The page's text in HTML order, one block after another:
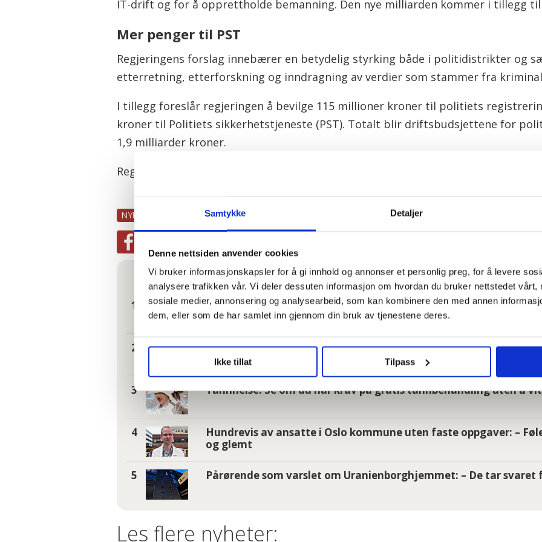
Samtykke Detaljer
Denne nettsiden anvender cookies
Vi bruker informasjonskapsler for å gi innhold og annonser et personlig preg, for å levere
analysere trafikken vår. Vi deler dessuten informasjon om hvordan du bruker nettstedet vårt,
sosiale medier, annonsering og analysearbeid, som kan kombinere den med annen
dem, eller som de har samlet inn gjennom din bruk av tjenestene deres.
Ikke tillat Tilpass
IT-drift og for å opprettholde bemanning. Den nye milliarden kommer i tillegg til
Mer penger til PST
Regjeringens forslag innebærer en betydelig styrking både i politidistrikter og
etterretning, etterforskning og inndragning av verdier som stammer fra
I tillegg foreslår regjeringen å bevilge 115 millioner kroner til politiets
kroner til Politiets sikkerhetstjeneste (PST). Totalt blir driftsbudsjettene for
1,9 milliarder kroner.
Regjeringen vil også gi 118 millioner kroner til Tolletaten for å bekjempe
NYHETER POLITIET POLITI
Mest lest| Siste sju dager
– Reglene nå er så jævlig arbeiderfiendtlige at jeg skjønner ikke
I kø for å bli enige om lønna. Sjekk hele lista her
Tannhelse: Se om du har krav på gratis tannbehandling uten å
Hundrevis av ansatte i Oslo kommune uten faste oppgaver: –
og glemt
Pårørende som varslet om Uranienborghjemmet: – De tar svaret
Les flere nyheter: